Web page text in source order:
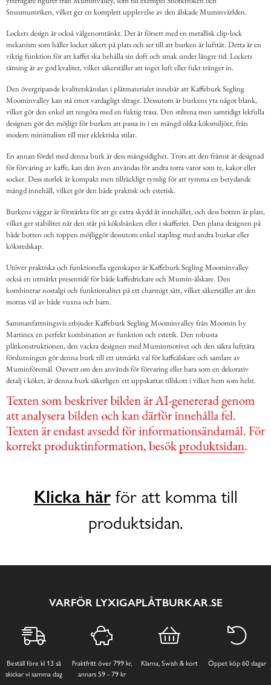
Snusmumriken, vilket ger en komplett upplevelse av den älskade Muminvärlden.
Lockets design är också välgenomtänkt. Det är försett med en metallisk clip-lock
mekanism som håller locket säkert på plats och ser till att burken är lufttät. Detta är en
viktig funktion för att kaffet ska behålla sin doft och smak under längre tid. Lockets
tätning är av god kvalitet, vilket säkerställer att inget luft eller fukt tränger in.
Den övergripande kvalitetskänslan i plåtmaterialet innebär att Kaffeburk Segling
Moominvalley kan stå emot vardagligt slitage. Dessutom är burkens yta något blank,
vilket gör den enkel att rengöra med en fuktig trasa. Den stilrena men samtidigt lekfulla
designen gör det möjligt för burken att passa in i en mängd olika köksmiljöer, från
modern minimalism till mer eklektiska stilar.
En annan fördel med denna burk är dess mångsidighet. Trots att den främst är designad
för förvaring av kaffe, kan den även användas för andra torra varor som te, kakor eller
socker. Dess storlek är kompakt men tillräckligt rymlig för att rymma en betydande
mängd innehåll, vilket gör den både praktisk och estetisk.
Burkens väggar är förstärkta för att ge extra skydd åt innehållet, och dess botten är plan,
vilket ger stabilitet när den står på köksbänken eller i skafferiet. Den plana designen på
både botten och toppen möjliggör dessutom enkel stapling med andra burkar eller
köksredskap.
Utöver praktiska och funktionella egenskaper är Kaffeburk Segling Moominvalley
också en utmärkt presentidé för både kaffedrickare och Mumin-älskare. Den
kombinerar nostalgi och funktionalitet på ett charmigt sätt, vilket säkerställer att den
mottas väl av både vuxna och barn.
Sammanfattningsvis erbjuder Kaffeburk Segling Moominvalley från Moomin by
Martinex en perfekt kombination av funktion och estetik. Den robusta
plåtkonstruktionen, den vackra designen med Muminmotivet och den säkra lufttäta
förslutningen gör denna burk till ett utmärkt val för kaffeälskare och samlare av
Muminföremål. Oavsett om den används för förvaring eller bara som en dekorativ
detalj i köket, är denna burk säkerligen ett uppskattat tillskott i vilket hem som helst.
Klicka härför att komma till
produktsidan.
VARFÖR LYXIGAPLÅTBURKAR.SE
Beställ före kl 13 så
skickar vi samma dag
Fraktfritt över 799 kr,
annars 59 - 79 kr
Klarna, Swish & kort Öppet köp 60 dagar